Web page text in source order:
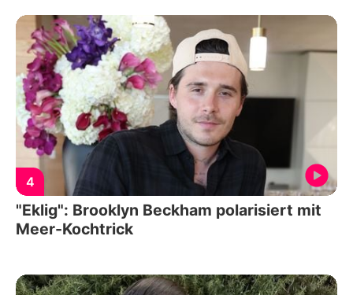
4
"Eklig": Brooklyn Beckham polarisiert mit
Meer-Kochtrick